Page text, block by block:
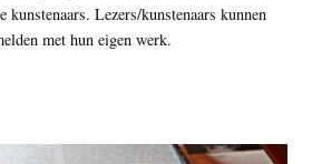
kunstenaars. Lezers/kunstenaars kunnen
met hun eigen werk.